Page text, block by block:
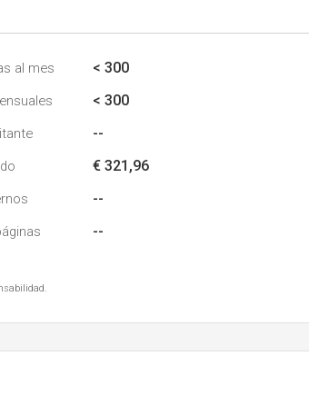
al mes < 300
< 300
--
€ 321,96
--
--